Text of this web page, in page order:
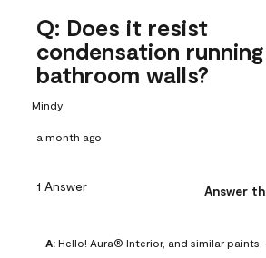
Q: Does it resist
condensation
bathroom walls?
Mindy
a month ago
1 Answer Answer
A: Hello! Aura® Interior, and similar